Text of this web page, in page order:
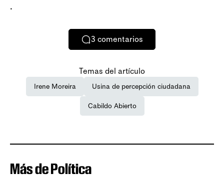
.
3 comentarios
Temas del artículo
Irene Moreira Usina de percepción ciudadana
Cabildo Abierto
Más de Política